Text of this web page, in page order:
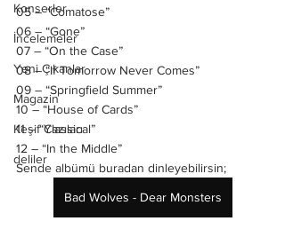
Konserler
İncelemeler
Yeni Çıkanlar
Magazin
Keşif Yazıları
deliler
05 – “Comatose”
06 – “Gone”
07 – “On the Case”
08 – “If Tomorrow Never Comes”
09 – “Springfield Summer”
10 – “House of Cards”
11 – “Classical”
12 – “In the Middle”
Sende albümü buradan dinleyebilirsin;
Bad Wolves - Dear Monsters